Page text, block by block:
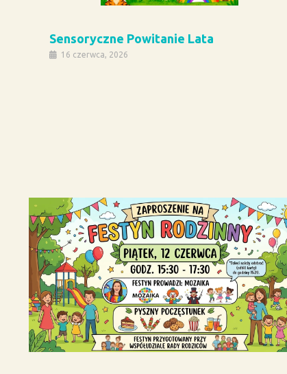
Sensoryczne Powitanie Lata
16 czerwca, 2026